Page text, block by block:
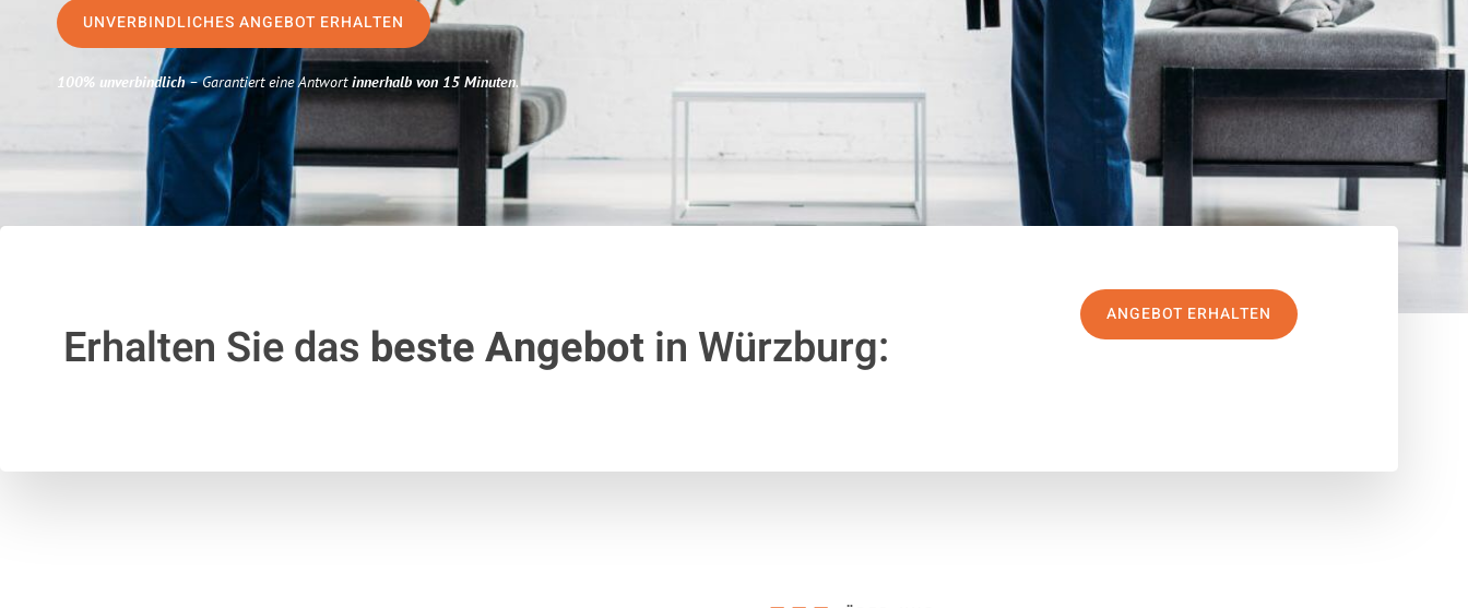
UNVERBINDLICHES ANGEBOT ERHALTEN
100% unverbindlich– Garantiert eine Antwortinnerhalb von 15 Minuten.
Erhalten Sie das beste Angebotin Würzburg:
ANGEBOT ERHALTEN